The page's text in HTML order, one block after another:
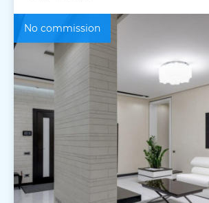
No commission